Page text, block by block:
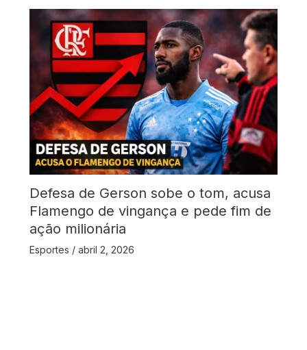
Defesa de Gerson sobe o tom, acusa
Flamengo de vingança e pede fim de
ação milionária
Esportes / abril 2, 2026